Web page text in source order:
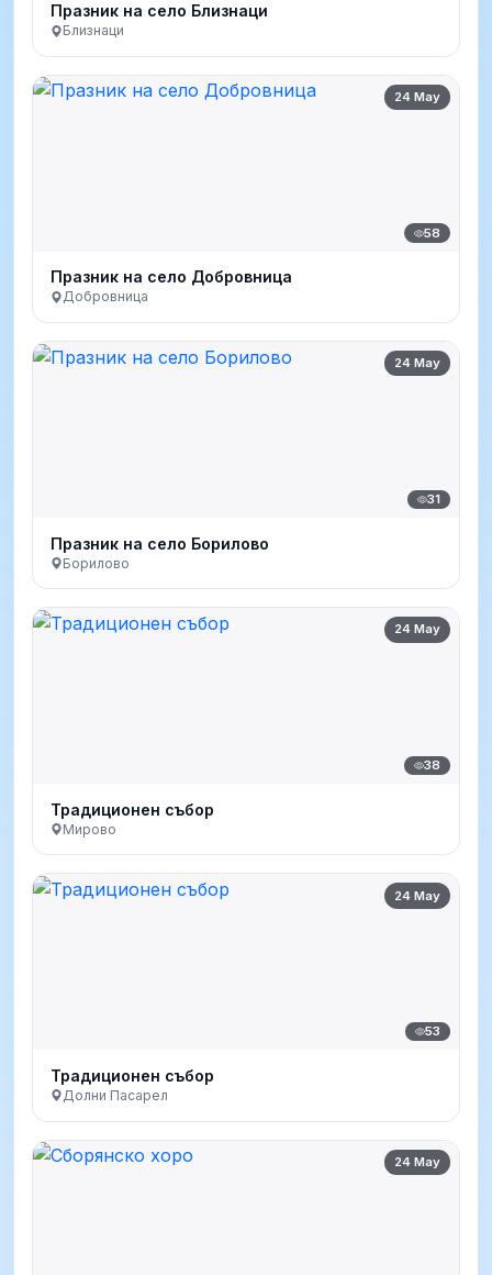
Празник на село Близнаци
Близнаци
24 May
58
Празник на село Добровница
Добровница
24 May
31
Празник на село Борилово
Борилово
24 May
38
Традиционен събор
Мирово
24 May
53
Традиционен събор
Долни Пасарел
24 May